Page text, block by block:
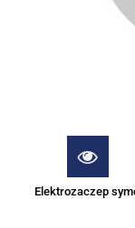
Elektrozaczep